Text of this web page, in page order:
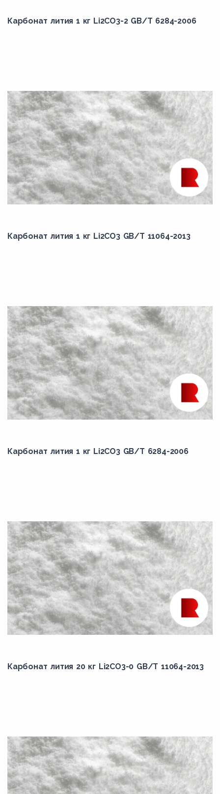
Карбонат лития 1 кг Li2CO3-2 GB/T 6284-2006
Карбонат лития 1 кг Li2CO3 GB/T 11064-2013
Карбонат лития 1 кг Li2CO3 GB/T 6284-2006
Карбонат лития 20 кг Li2CO3-0 GB/T 11064-2013